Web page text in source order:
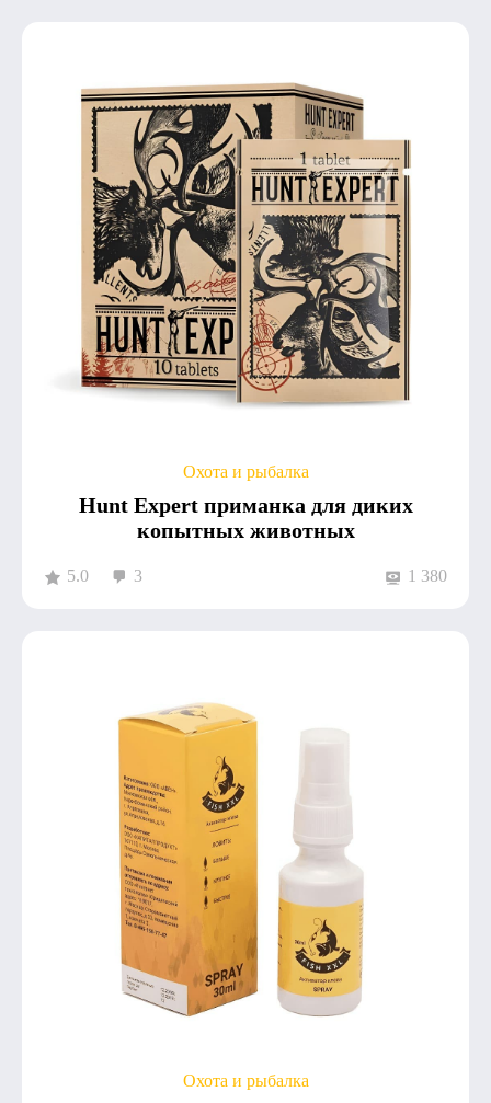
Охота и рыбалка
Hunt Expert приманка для диких
копытных животных
5.0 3 1 380
Охота и рыбалка